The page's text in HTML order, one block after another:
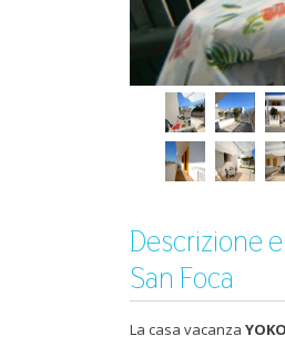
Descrizione
San Foca
La casa vacanza YOKO